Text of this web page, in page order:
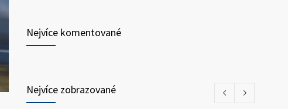
Nejvíce komentované
Nejvíce zobrazované